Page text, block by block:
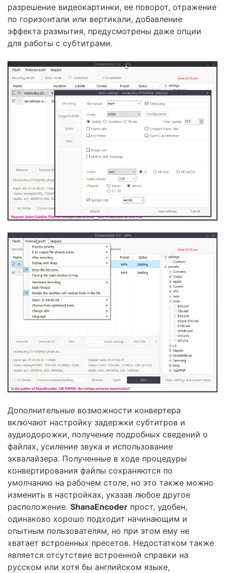
разрешение видеокартинки, ее поворот, отражение
по горизонтали или вертикали, добавление
эффекта размытия, предусмотрены даже опции
для работы с субтитрами.
Дополнительные возможности конвертера
включают настройку задержки субтитров и
аудиодорожки, получение подробных сведений о
файлах, усиление звука и использование
эквалайзера. Полученные в ходе процедуры
конвертирования файлы сохраняются по
умолчанию на рабочем столе, но это также можно
изменить в настройках, указав любое другое
расположение. ShanaEncoder прост, удобен,
одинаково хорошо подходит начинающим и
опытным пользователям, но при этом ему не
хватает встроенных пресетов. Недостатком также
является отсутствие встроенной справки на
русском или хотя бы английском языке,